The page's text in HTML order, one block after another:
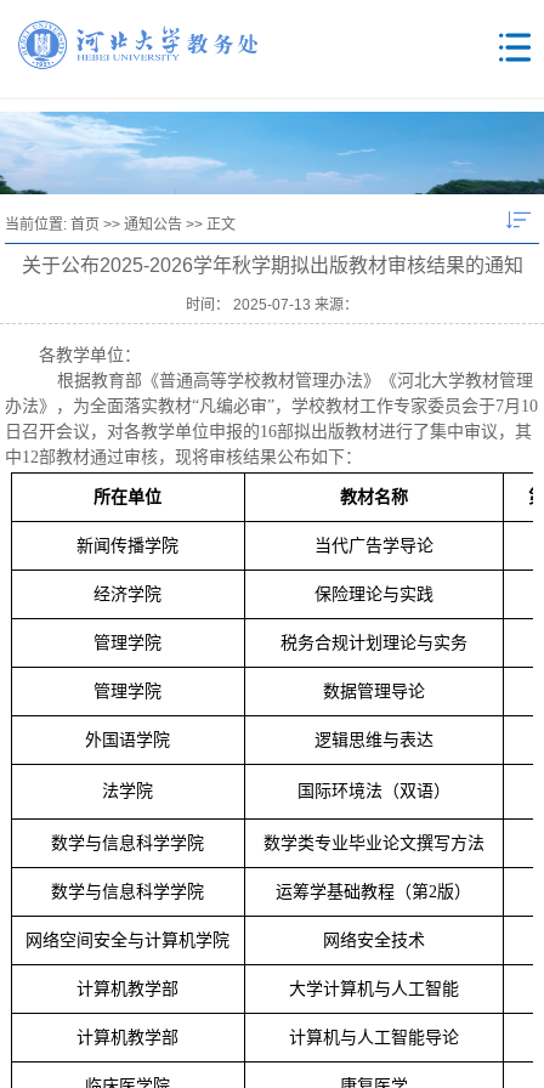
当前位置:首页 >>通知公告 >> 正文
关于公布2025-2026学年秋学期拟出版教材审核结果的通知
时间： 2025-07-13 来源：
各教学单位：
根据教育部《普通高等学校教材管理办法》《河北大学教材管理
办法》，为全面落实教材“凡编必审”，学校教材工作专家委员会于7月 10
日召开会议，对各教学单位申报的16部拟出版教材进行了集中审议，其
中12部教材通过审核，现将审核结果公布如下：
所在单位 教材名称
新闻传播学院 当代广告学导论
经济学院 保险理论与实践
管理学院 税务合规计划理论与实务
管理学院 数据管理导论
外国语学院 逻辑思维与表达
法学院 国际环境法（双语）
数学与信息科学学院 数学类专业毕业论文撰写方法
数学与信息科学学院 运筹学基础教程（第2版）
网络空间安全与计算机学院 网络安全技术
计算机教学部 大学计算机与人工智能
计算机教学部 计算机与人工智能导论